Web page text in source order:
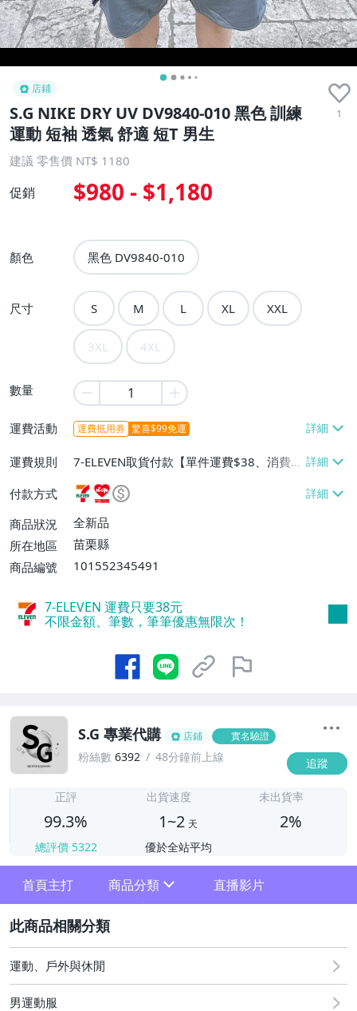
店鋪
S.G NIKE DRY UV DV9840-010 黑色 訓練
運動 短袖 透氣 舒適 短T 男生
1
建議 零售價 NT$ 1180
促銷 $980 - $1,180
顏色 黑色 DV9840-010
尺寸 S M L XL XXL
3XL 4XL
數量
運費活動 運費抵用券 驚喜$99免運
運費規則
7-ELEVEN取貨付款【單件運費$38、消費滿
$3000免運費】、萊爾富取貨付款【單件運
費$60、消費滿$3000免運費】、宅配/貨運
【單件運費$100、消費滿$3000免運
費】、面交/自取/不寄送【免運費】、跨國
付款方式
商品狀況
全新品
所在地區
苗栗縣
商品編號
101552345491
7-ELEVEN 運費只要38元
不限金額、筆數，筆筆優惠無限次！
S.G 專業代購 店鋪 實名驗證
粉絲數 6392 48分鐘前上線 追蹤
正評
99.3%
總評價 5322
出貨速度
1~2 天
優於全站平均
未出貨率
2%
首頁主打 商品分類 直播影片
運動、戶外與休閒
男運動服